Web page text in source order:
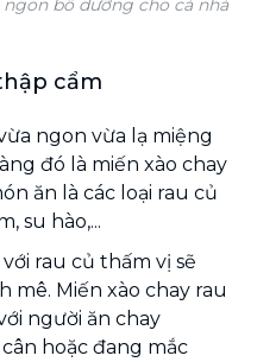
bổ dưỡng cho cả nhà
cẩm
ngon vừa lạ miệng
đó là miến xào chay
ăn là các loại rau củ
su hào,...
rau củ thấm vị sẽ
mê. Miến xào chay rau
người ăn chay
hoặc đang mắc